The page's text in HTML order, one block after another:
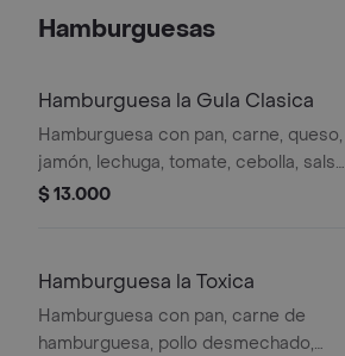
Hamburguesas
Hamburguesa la Gula Clasica
Hamburguesa con pan, carne, queso,
jamón, lechuga, tomate, cebolla, salsa
de tomate y rosada.
$ 13.000
Hamburguesa la Toxica
Hamburguesa con pan, carne de
hamburguesa, pollo desmechado,